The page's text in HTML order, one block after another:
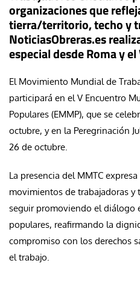
organizaciones que
tierra/territorio, techo y
NoticiasObreras.es
especial desde Roma y
El Movimiento Mundial de
participará en el V Encuentro
Populares (EMMP), que se
octubre, y en la Peregrinación
26 de octubre.
La presencia del MMTC
movimientos de trabajadoras y
seguir promoviendo el diálogo
populares, reafirmando la
compromiso con los derechos
el trabajo.